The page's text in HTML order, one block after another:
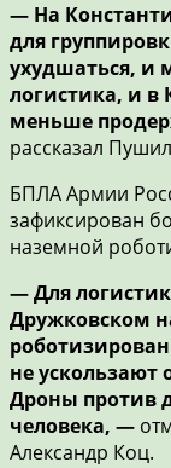
— На
для
ухудшаться, и
логистика, и в
меньше
рассказал
БПЛА Армии
зафиксирован
наземной
— Для
Дружковском
не ускользают
Дроны против
человека, —
Александр Коц.